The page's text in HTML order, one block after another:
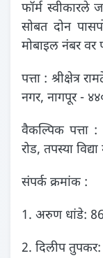
फॉर्म स्वीकारले
सोबत दोन
मोबाइल नंबर वर
पत्ता : श्रीक्षेत्र
नगर, नागपूर -
वैकल्पिक पत्ता
रोड, तपस्या
संपर्क क्रमांक :
1. अरुण धांडे:
2. दिलीप